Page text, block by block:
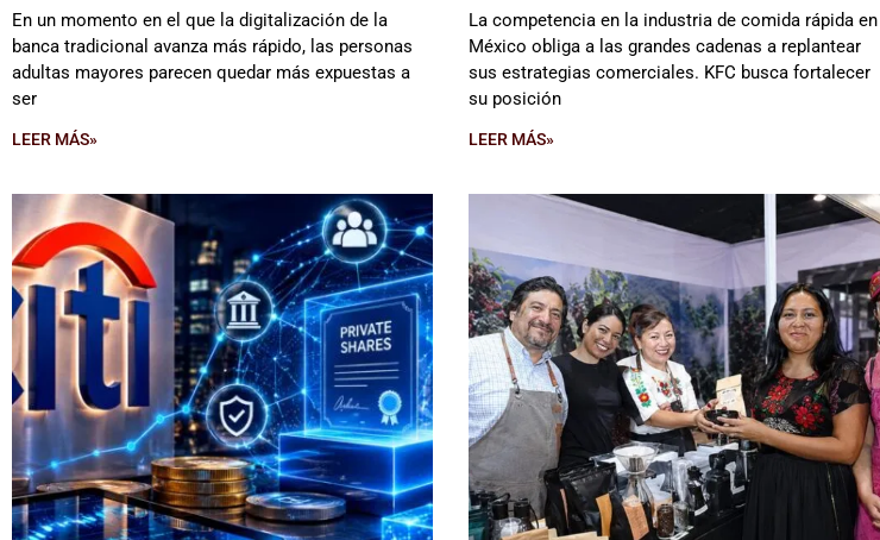
En un momento en el que la digitalización de la
banca tradicional avanza más rápido, las personas
adultas mayores parecen quedar más expuestas a
ser
LEER MÁS»
La competencia en la industria de comida rápida en
México obliga a las grandes cadenas a replantear
sus estrategias comerciales. KFC busca fortalecer
su posición
LEER MÁS»